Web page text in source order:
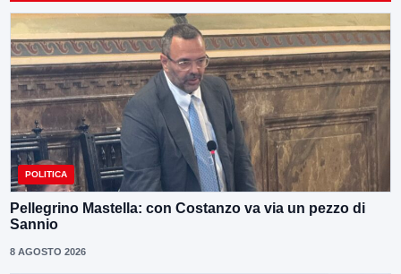
POLITICA
Pellegrino Mastella: con Costanzo va via un pezzo di
Sannio
8 AGOSTO 2026